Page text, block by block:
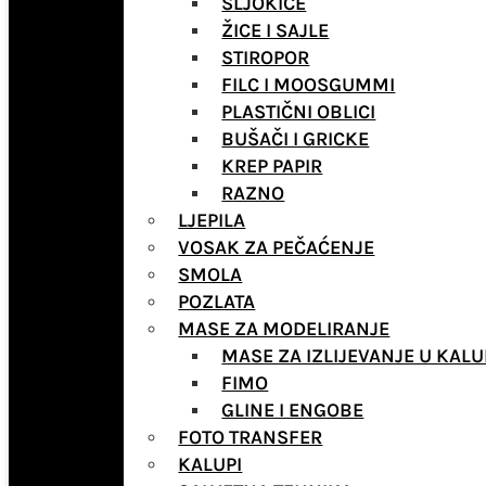
ŽICE I SAJLE
STIROPOR
FILC I MOOSGUMMI
PLASTIČNI OBLICI
BUŠAČI I GRICKE
KREP PAPIR
RAZNO
LJEPILA
VOSAK ZA PEČAĆENJE
SMOLA
POZLATA
MASE ZA MODELIRANJE
MASE ZA IZLIJEVANJE U
FIMO
GLINE I ENGOBE
FOTO TRANSFER
KALUPI